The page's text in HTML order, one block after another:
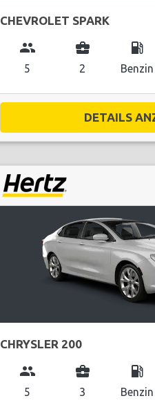
CHEVROLET SPARK
group
5
business_center
2
local_gas_station
Benzin
DETAILS
CHRYSLER 200
group
5
business_center
3
local_gas_station
Benzin